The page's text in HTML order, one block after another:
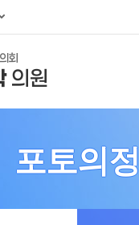
회
의원
포토의정